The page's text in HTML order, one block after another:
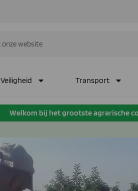
Veiligheid Transport
Welkom bij het grootste agrarische